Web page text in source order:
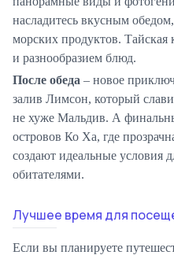
насладитесь вкусным
морских продуктов. Тайская
и разнообразием блюд.
После обеда – новое
залив Лимсон, который
не хуже Мальдив. А
островов Ко Ха, где
создают идеальные условия
обитателями.
Лучшее время для
Если вы планируете